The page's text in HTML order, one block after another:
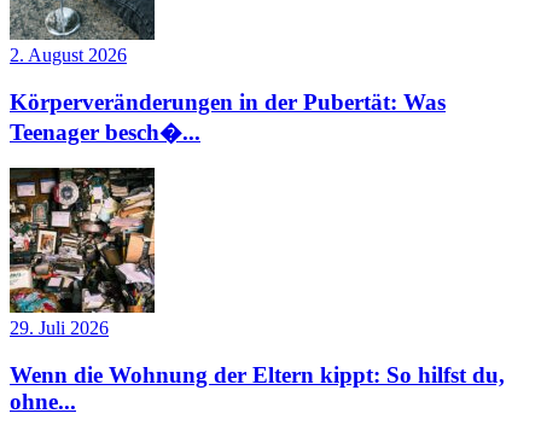
2. August 2026
Körperveränderungen in der Pubertät: Was
Teenager besch�...
29. Juli 2026
Wenn die Wohnung der Eltern kippt: So hilfst du,
ohne...